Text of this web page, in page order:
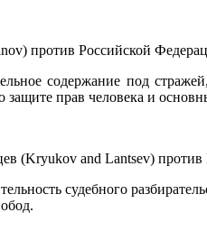
против Российской
содержание под
прав человека и
(Kryukov and Lantsev)
судебного